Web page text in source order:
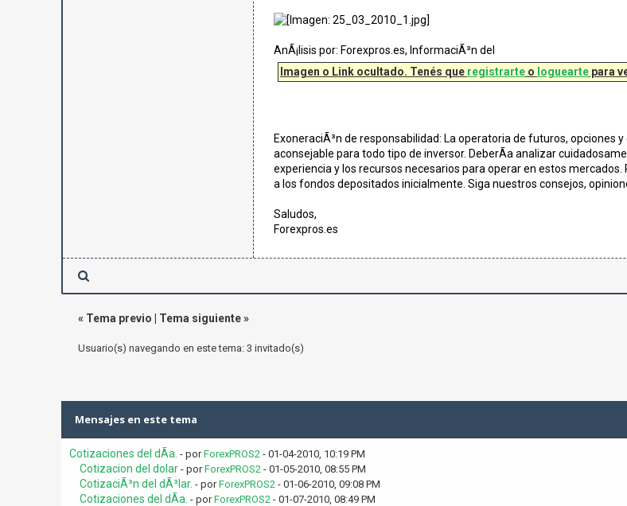
AnÃ¡lisis por: Forexpros.es, InformaciÃ³n del
Imagen o Link ocultado. Tenés que registrarteo logueartepara
ExoneraciÃ³n de responsabilidad: La operatoria de futuros, opciones
aconsejable para todo tipo de inversor. DeberÃ­a analizar
experiencia y los recursos necesarios para operar en estos
a los fondos depositados inicialmente. Siga nuestros consejos,
Saludos,
Forexpros.es
« Tema previo Tema siguiente»
Usuario(s) navegando en este tema: 3 invitado(s)
Mensajes en este tema
Cotizaciones del dÃ­a. - porForexPROS2- 01-04-2010, 10:19 PM
Cotizacion del dolar - porForexPROS2- 01-05-2010, 08:55 PM
CotizaciÃ³n del dÃ³lar. - porForexPROS2- 01-06-2010, 09:08 PM
Cotizaciones del dÃ­a. - porForexPROS2- 01-07-2010, 08:49 PM